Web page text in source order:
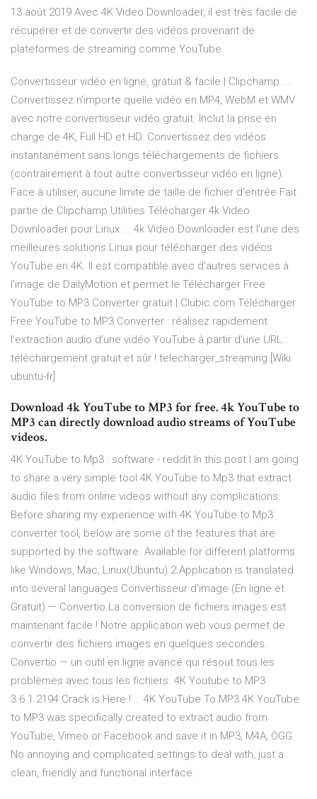
13 août 2019 Avec 4K Video Downloader, il est très facile de
récupérer et de convertir des vidéos provenant de
plateformes de streaming comme YouTube.
Convertisseur vidéo en ligne, gratuit & facile | Clipchamp ...
Convertissez n'importe quelle vidéo en MP4, WebM et WMV
avec notre convertisseur vidéo gratuit. Inclut la prise en
charge de 4K, Full HD et HD. Convertissez des vidéos
instantanément sans longs téléchargements de fichiers
(contrairement à tout autre convertisseur vidéo en ligne).
Face à utiliser, aucune limite de taille de fichier d'entrée Fait
partie de Clipchamp Utilities Télécharger 4k Video
Downloader pour Linux ... 4k Video Downloader est l'une des
meilleures solutions Linux pour télécharger des vidéos
YouTube en 4K. Il est compatible avec d'autres services à
l'image de DailyMotion et permet le Télécharger Free
YouTube to MP3 Converter gratuit | Clubic.com Télécharger
Free YouTube to MP3 Converter : réalisez rapidement
l’extraction audio d’une vidéo YouTube à partir d'une URL :
téléchargement gratuit et sûr ! telecharger_streaming [Wiki
ubuntu-fr]
Download 4k YouTube to MP3 for free. 4k YouTube to
MP3 can directly download audio streams of YouTube
videos.
4K YouTube to Mp3 : software - reddit In this post I am going
to share a very simple tool 4K YouTube to Mp3 that extract
audio files from online videos without any complications.
Before sharing my experience with 4K YouTube to Mp3
converter tool, below are some of the features that are
supported by the software. Available for different platforms
like Windows, Mac, Linux(Ubuntu) 2.Application is translated
into several languages Convertisseur d'image (En ligne et
Gratuit) — Convertio La conversion de fichiers images est
maintenant facile ! Notre application web vous permet de
convertir des fichiers images en quelques secondes.
Convertio — un outil en ligne avancé qui résout tous les
problèmes avec tous les fichiers. 4K Youtube to MP3
3.6.1.2194 Crack is Here ! … 4K YouTube To MP3 4K YouTube
to MP3 was specifically created to extract audio from
YouTube, Vimeo or Facebook and save it in MP3, M4A, OGG.
No annoying and complicated settings to deal with, just a
clean, friendly and functional interface.